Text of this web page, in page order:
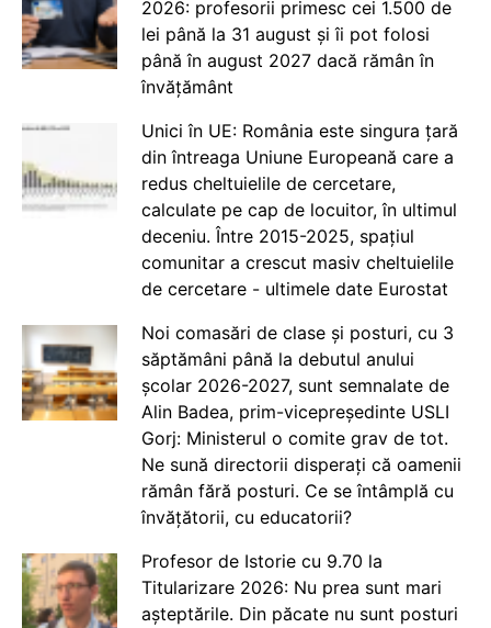
2026: profesorii primesc cei 1.500 de
lei până la 31 august și îi pot folosi
până în august 2027 dacă rămân în
învățământ
Unici în UE: România este singura țară
din întreaga Uniune Europeană care a
redus cheltuielile de cercetare,
calculate pe cap de locuitor, în ultimul
deceniu. Între 2015-2025, spațiul
comunitar a crescut masiv cheltuielile
de cercetare - ultimele date Eurostat
Noi comasări de clase și posturi, cu 3
săptămâni până la debutul anului
școlar 2026-2027, sunt semnalate de
Alin Badea, prim-vicepreședinte USLI
Gorj: Ministerul o comite grav de tot.
Ne sună directorii disperați că oamenii
rămân fără posturi. Ce se întâmplă cu
învățătorii, cu educatorii?
Profesor de Istorie cu 9.70 la
Titularizare 2026: Nu prea sunt mari
așteptările. Din păcate nu sunt posturi